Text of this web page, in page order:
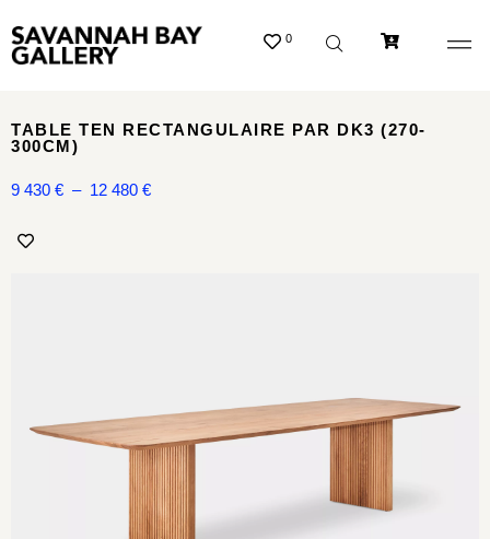
0
TABLE TEN RECTANGULAIRE PAR DK3 (270-
300CM)
9 430 € – 12 480 €